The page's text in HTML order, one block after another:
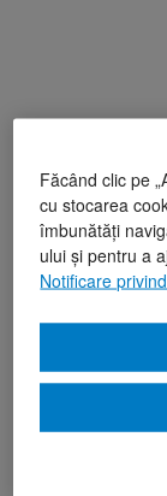
Făcând clic pe
cu stocarea
îmbunătăți
ului și pentru a
Notificare